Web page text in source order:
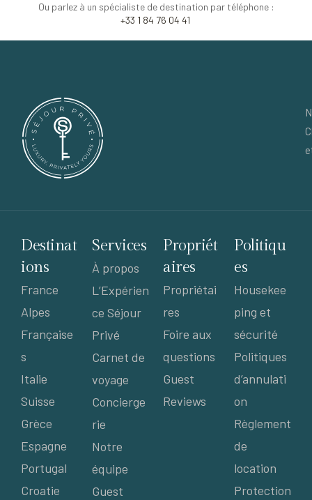
Ou parlez à un spécialiste de destination par téléphone :
+33 1 84 76 04 41
Destinat
ions
France
Alpes
Française
s
Italie
Suisse
Grèce
Espagne
Portugal
Croatie
Services
À propos
L’Expérien
ce Séjour
Privé
Carnet de
voyage
Concierge
rie
Notre
équipe
Guest
Propriét
aires
Propriétai
res
Foire aux
questions
Guest
Reviews
Politiqu
es
Housekee
ping et
sécurité
Politiques
d’annulati
on
Règlement
de
location
Protection